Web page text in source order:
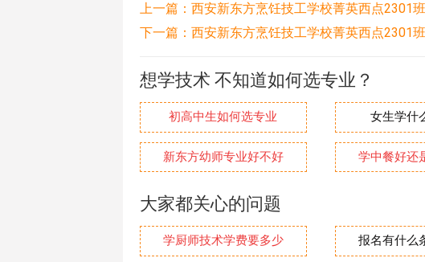
上一篇： 西安新东方烹饪技工学校菁英西点2301
下一篇： 西安新东方烹饪技工学校菁英西点2301
想学技术 不知道如何选专业？
初高中生如何选专业 女生学什
新东方幼师专业好不好 学中餐好还
大家都关心的问题
学厨师技术学费要多少 报名有什么